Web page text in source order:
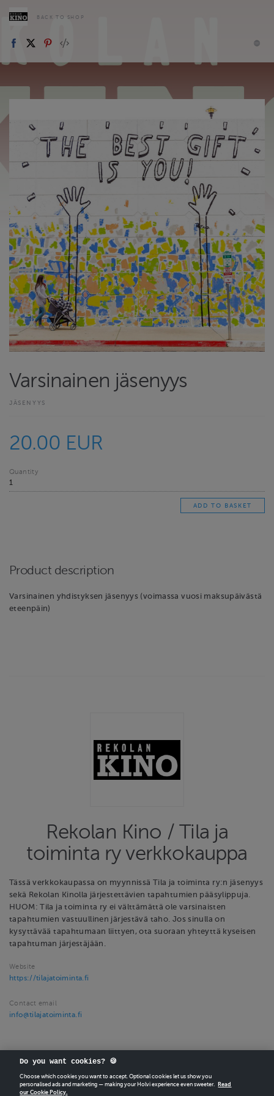
BACK TO SHOP
Varsinainen jäsenyys
JÄSENYYS
20.00 EUR
Quantity
Product description
Varsinainen yhdistyksen jäsenyys (voimassa vuosi maksupäivästä
eteenpäin)
Rekolan Kino / Tila ja
toiminta ry verkkokauppa
Tässä verkkokaupassa on myynnissä Tila ja toiminta ry:n jäsenyys
sekä Rekolan Kinolla järjestettävien tapahtumien pääsylippuja.
HUOM: Tila ja toiminta ry ei välttämättä ole varsinaisten
tapahtumien vastuullinen järjestävä taho. Jos sinulla on
kysyttävää tapahtumaan liittyen, ota suoraan yhteyttä kyseisen
tapahtuman järjestäjään.
Website
https://tilajatoiminta.fi
Contact email
info@tilajatoiminta.fi
Do you want cookies? 🍪
Choose which cookies you want to accept. Optional cookies let us show you
personalised ads and marketing — making your Holvi experience even sweeter.
Read
our Cookie Policy.